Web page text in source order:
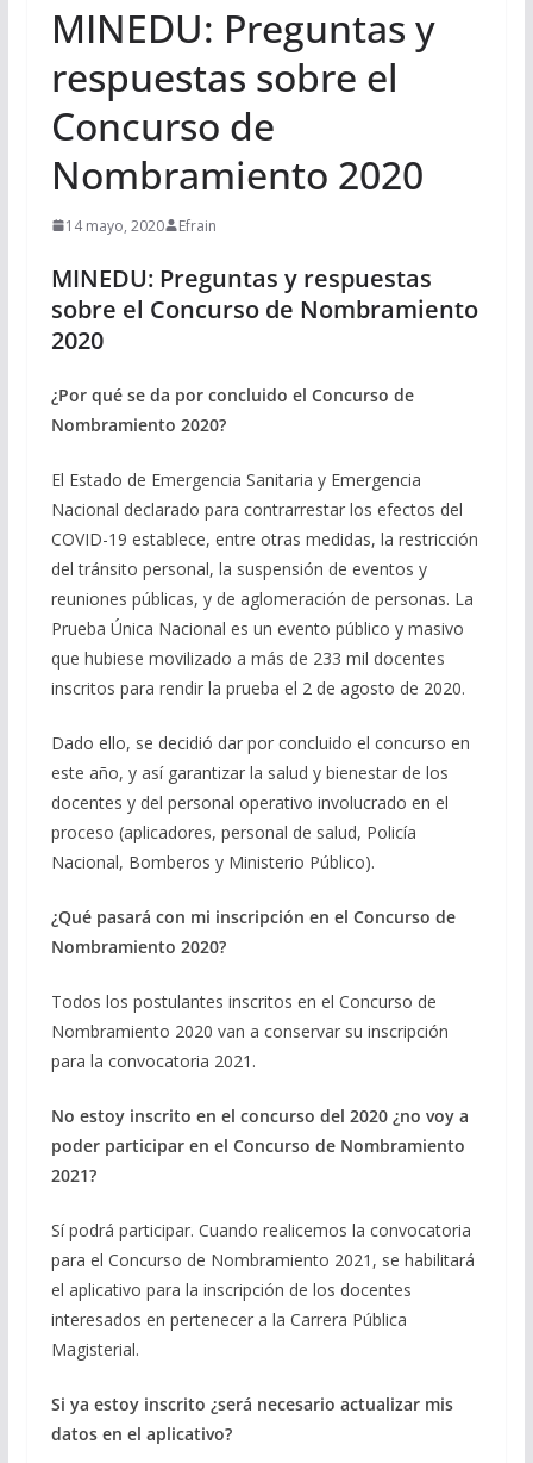
MINEDU: Preguntas y
respuestas sobre el
Concurso de
Nombramiento 2020
14 mayo, 2020 Efrain
MINEDU: Preguntas y respuestas
sobre el Concurso de Nombramiento
2020
¿Por qué se da por concluido el Concurso de
Nombramiento 2020?
El Estado de Emergencia Sanitaria y Emergencia
Nacional declarado para contrarrestar los efectos del
COVID-19 establece, entre otras medidas, la restricción
del tránsito personal, la suspensión de eventos y
reuniones públicas, y de aglomeración de personas. La
Prueba Única Nacional es un evento público y masivo
que hubiese movilizado a más de 233 mil docentes
inscritos para rendir la prueba el 2 de agosto de 2020.
Dado ello, se decidió dar por concluido el concurso en
este año, y así garantizar la salud y bienestar de los
docentes y del personal operativo involucrado en el
proceso (aplicadores, personal de salud, Policía
Nacional, Bomberos y Ministerio Público).
¿Qué pasará con mi inscripción en el Concurso de
Nombramiento 2020?
Todos los postulantes inscritos en el Concurso de
Nombramiento 2020 van a conservar su inscripción
para la convocatoria 2021.
No estoy inscrito en el concurso del 2020 ¿no voy a
poder participar en el Concurso de Nombramiento
2021?
Sí podrá participar. Cuando realicemos la convocatoria
para el Concurso de Nombramiento 2021, se habilitará
el aplicativo para la inscripción de los docentes
interesados en pertenecer a la Carrera Pública
Magisterial.
Si ya estoy inscrito ¿será necesario actualizar mis
datos en el aplicativo?